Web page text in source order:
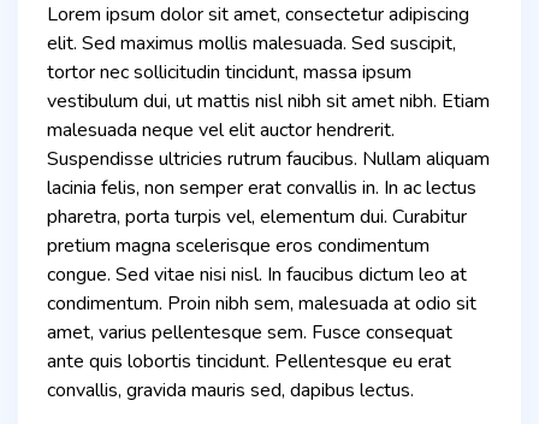
Lorem ipsum dolor sit amet, consectetur adipiscing
elit. Sed maximus mollis malesuada. Sed suscipit,
tortor nec sollicitudin tincidunt, massa ipsum
vestibulum dui, ut mattis nisl nibh sit amet nibh. Etiam
malesuada neque vel elit auctor hendrerit.
Suspendisse ultricies rutrum faucibus. Nullam aliquam
lacinia felis, non semper erat convallis in. In ac lectus
pharetra, porta turpis vel, elementum dui. Curabitur
pretium magna scelerisque eros condimentum
congue. Sed vitae nisi nisl. In faucibus dictum leo at
condimentum. Proin nibh sem, malesuada at odio sit
amet, varius pellentesque sem. Fusce consequat
ante quis lobortis tincidunt. Pellentesque eu erat
convallis, gravida mauris sed, dapibus lectus.